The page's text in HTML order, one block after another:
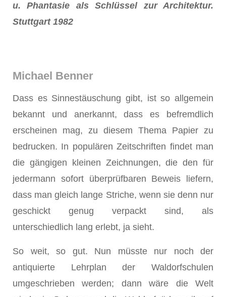
u. Phantasie als Schlüssel zur Architektur.
Stuttgart 1982
Michael Benner
Dass es Sinnestäuschung gibt, ist so allgemein
bekannt und anerkannt, dass es befremdlich
erscheinen mag, zu diesem Thema Papier zu
bedrucken. In populären Zeitschriften findet man
die gängigen kleinen Zeichnungen, die den für
jedermann sofort überprüfbaren Beweis liefern,
dass man gleich lange Striche, wenn sie denn nur
geschickt genug verpackt sind, als
unterschiedlich lang erlebt, ja sieht.
So weit, so gut. Nun müsste nur noch der
antiquierte Lehrplan der Waldorfschulen
umgeschrieben werden; dann wäre die Welt